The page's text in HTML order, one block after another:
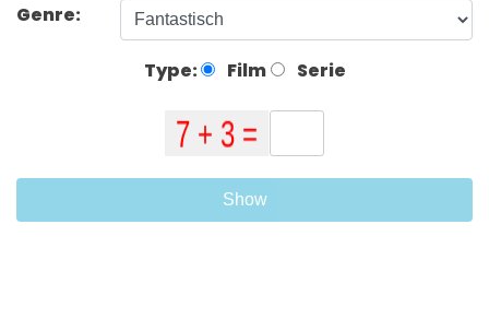
Genre:
Type: Film Serie
Show